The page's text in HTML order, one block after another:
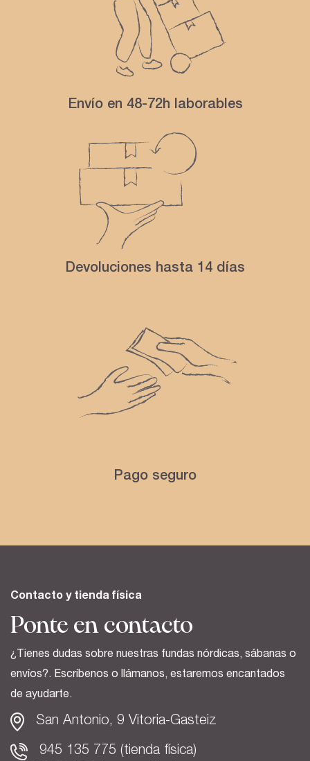
Envío en 48-72h laborables
Devoluciones hasta 14 días
Pago seguro
Contacto y tienda física
Ponte en contacto
¿Tienes dudas sobre nuestras fundas nórdicas, sábanas o
envíos?. Escríbenos o llámanos, estaremos encantados
de ayudarte.
San Antonio, 9 Vitoria-Gasteiz
945 135 775 (tienda física)